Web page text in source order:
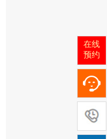
在线
预约